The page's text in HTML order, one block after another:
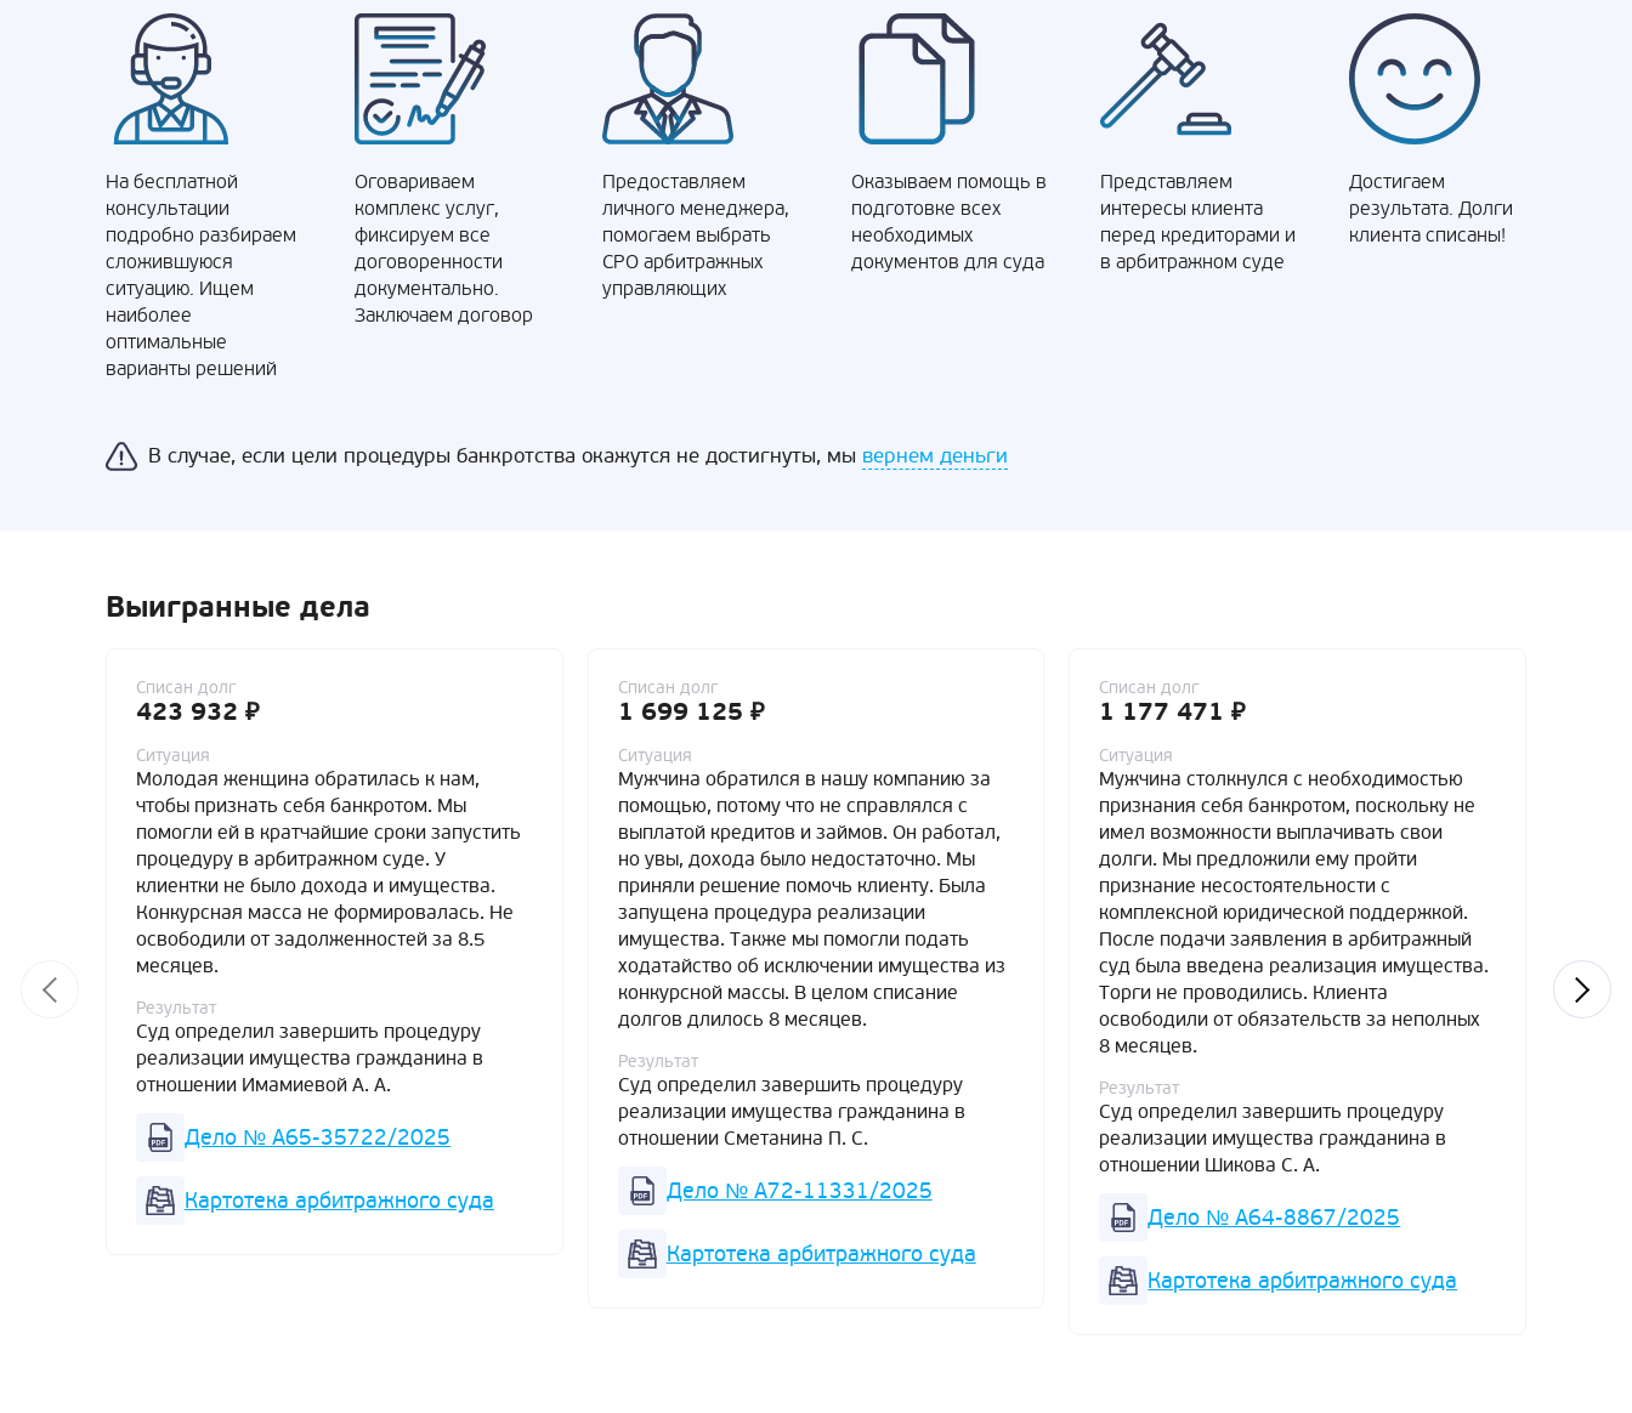
На бесплатной
консультации
подробно разбираем
сложившуюся
ситуацию. Ищем
наиболее
оптимальные
варианты решений
Оговариваем
комплекс услуг,
фиксируем все
договоренности
документально.
Заключаем договор
Предоставляем
личного менеджера,
помогаем выбрать
СРО арбитражных
управляющих
Оказываем помощь в
подготовке всех
необходимых
документов для суда
Представляем
интересы клиента
перед кредиторами и
в арбитражном суде
Достигаем
результата. Долги
клиента списаны!
В случае, если цели процедуры банкротства окажутся не достигнуты, мы вернем деньги
Выигранные дела
Списан долг
423 932 ₽
Ситуация
Молодая женщина обратилась к нам,
чтобы признать себя банкротом. Мы
помогли ей в кратчайшие сроки запустить
процедуру в арбитражном суде. У
клиентки не было дохода и имущества.
Конкурсная масса не формировалась. Не
освободили от задолженностей за 8.5
месяцев.
Результат
Суд определил завершить процедуру
реализации имущества гражданина в
отношении Имамиевой А. А.
Дело № А65-35722/2025
Картотека арбитражного суда
Списан долг
1 699 125 ₽
Ситуация
Мужчина обратился в нашу компанию за
помощью, потому что не справлялся с
выплатой кредитов и займов. Он работал,
но увы, дохода было недостаточно. Мы
приняли решение помочь клиенту. Была
запущена процедура реализации
имущества. Также мы помогли подать
ходатайство об исключении имущества из
конкурсной массы. В целом списание
долгов длилось 8 месяцев.
Результат
Суд определил завершить процедуру
реализации имущества гражданина в
отношении Сметанина П. С.
Дело № А72-11331/2025
Картотека арбитражного суда
Списан долг
1 177 471 ₽
Ситуация
Мужчина столкнулся с необходимостью
признания себя банкротом, поскольку не
имел возможности выплачивать свои
долги. Мы предложили ему пройти
признание несостоятельности с
комплексной юридической поддержкой.
После подачи заявления в арбитражный
суд была введена реализация имущества.
Торги не проводились. Клиента
освободили от обязательств за неполных
8 месяцев.
Результат
Суд определил завершить процедуру
реализации имущества гражданина в
отношении Шикова С. А.
Дело № А64-8867/2025
Картотека арбитражного суда
5-